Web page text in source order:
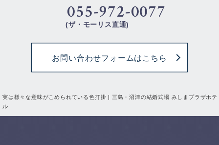
実は様々な意味がこめられている色打掛 | 三島・沼津の結婚式場 みしまプラザホテ
ル
055-972-0077
(ザ・モーリス直通)
お問い合わせフォームはこちら